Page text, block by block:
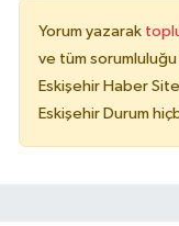
Yorum yazarak
ve tüm
Eskişehir Haber
Eskişehir Durum